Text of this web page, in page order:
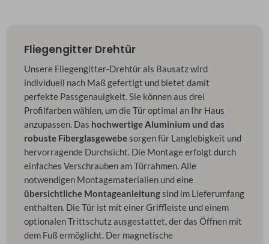
Fliegengitter Drehtür
Unsere Fliegengitter-Drehtür als Bausatz wird
individuell nach Maß gefertigt und bietet damit
perfekte Passgenauigkeit. Sie können aus drei
Profilfarben wählen, um die Tür optimal an Ihr Haus
anzupassen. Das hochwertige Aluminium und das
robuste Fiberglasgewebesorgen für Langlebigkeit und
hervorragende Durchsicht. Die Montage erfolgt durch
einfaches Verschrauben am Türrahmen. Alle
notwendigen Montagematerialien und eine
übersichtliche Montageanleitungsind im Lieferumfang
enthalten. Die Tür ist mit einer Griffleiste und einem
optionalen Trittschutz ausgestattet, der das Öffnen mit
dem Fuß ermöglicht. Der magnetische